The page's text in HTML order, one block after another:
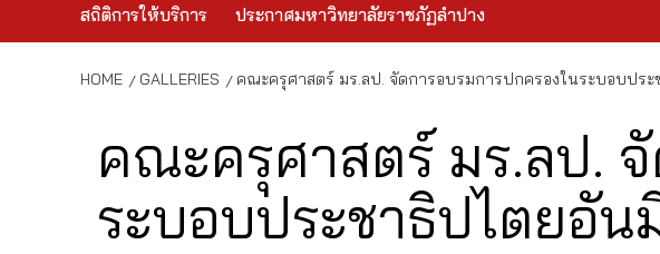
สถิติการให้บริการ ประกาศมหาวิทยาลัยราชภัฏลำปาง
HOME GALLERIES คณะครุศาสตร์ มร.ลป. จัดการอบรมการปกครองในระบอบปร
คณะครุศาสตร์ มร.ลป.
ระบอบประชาธิปไตยอั